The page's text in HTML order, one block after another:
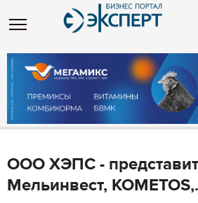
ООО ХЭПС -
Мельинвест,